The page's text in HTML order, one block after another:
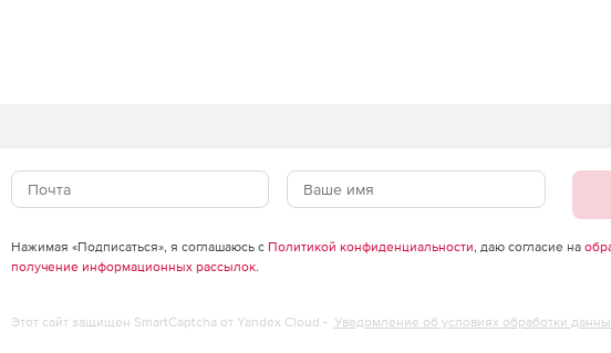
чизельные, ротационные);
и др.).
Нажимая «Подписаться», я соглашаюсь с Политикой конфиденциальности, даю согласие на
получение информационных рассылок.
Этот сайт защищен SmartCaptcha от Yandex Cloud - Уведомление об условиях обработки